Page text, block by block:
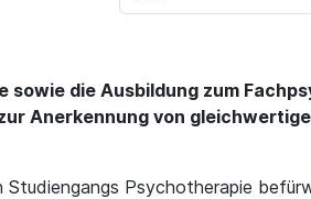
die Ausbildung zum
Anerkennung von
Studiengangs Psychotherapie